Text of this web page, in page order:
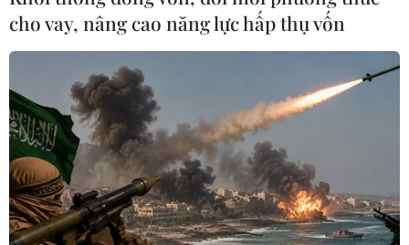
cho vay, nâng cao năng lực hấp thụ vốn